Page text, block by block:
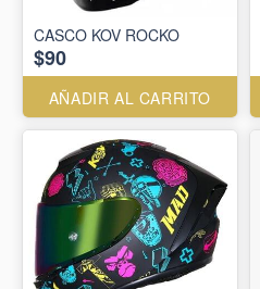
CASCO KOV ROCKO
$90
AÑADIR AL CARRITO